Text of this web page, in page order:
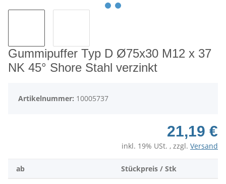
Gummipuffer Typ D Ø75x30 M12 x 37
NK 45° Shore Stahl verzinkt
Artikelnummer: 10005737
21,19 €
inkl. 19% USt. , zzgl. Versand
ab Stückpreis / Stk